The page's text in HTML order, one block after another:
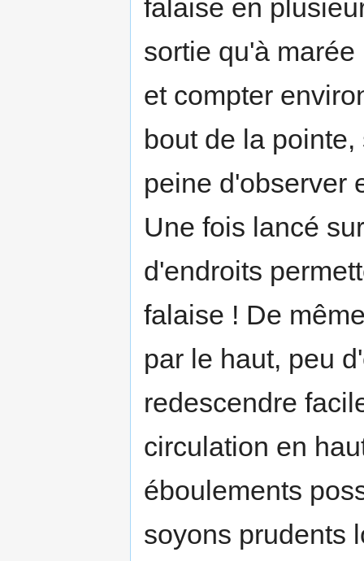
falaise en
sortie qu'à
et compter
bout de la
peine d'observer
Une fois lancé
d'endroits
falaise ! De
par le haut, peu
redescendre
circulation en
éboulements
soyons prudents